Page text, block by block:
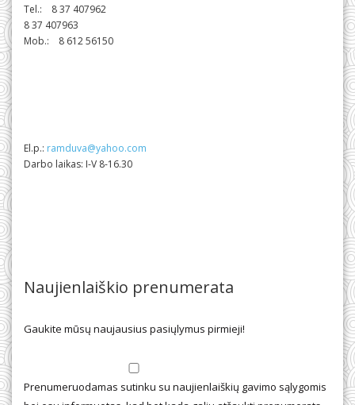
Tel.: 8 37 407962
8 37 407963
Mob.: 8 612 56150
El.p.: ramduva@yahoo.com
Darbo laikas: I-V 8-16.30
Naujienlaiškio prenumerata
Gaukite mūsų naujausius pasiųlymus pirmieji!
Prenumeruodamas sutinku su naujienlaiškių gavimo sąlygomis